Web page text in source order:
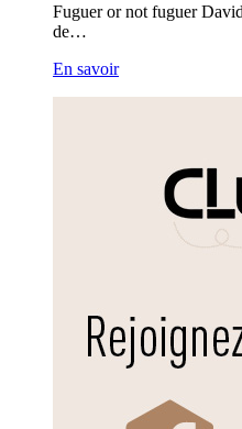
Fuguer or not fuguer
de…
En savoir